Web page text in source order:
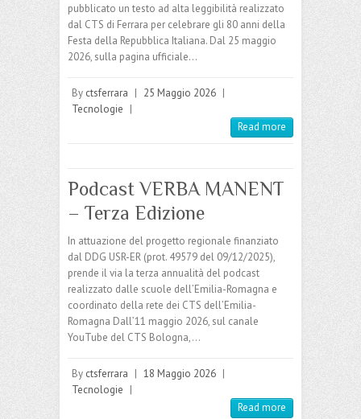
pubblicato un testo ad alta leggibilità realizzato
dal CTS di Ferrara per celebrare gli 80 anni della
Festa della Repubblica Italiana. Dal 25 maggio
2026, sulla pagina ufficiale…
By ctsferrara | 25 Maggio 2026 |
Tecnologie |
Read more
Podcast VERBA MANENT
– Terza Edizione
In attuazione del progetto regionale finanziato
dal DDG USR-ER (prot. 49579 del 09/12/2025),
prende il via la terza annualità del podcast
realizzato dalle scuole dell’Emilia-Romagna e
coordinato della rete dei CTS dell’Emilia-
Romagna Dall’11 maggio 2026, sul canale
YouTube del CTS Bologna,…
By ctsferrara | 18 Maggio 2026 |
Tecnologie |
Read more